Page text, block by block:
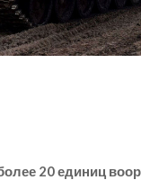
20 единиц